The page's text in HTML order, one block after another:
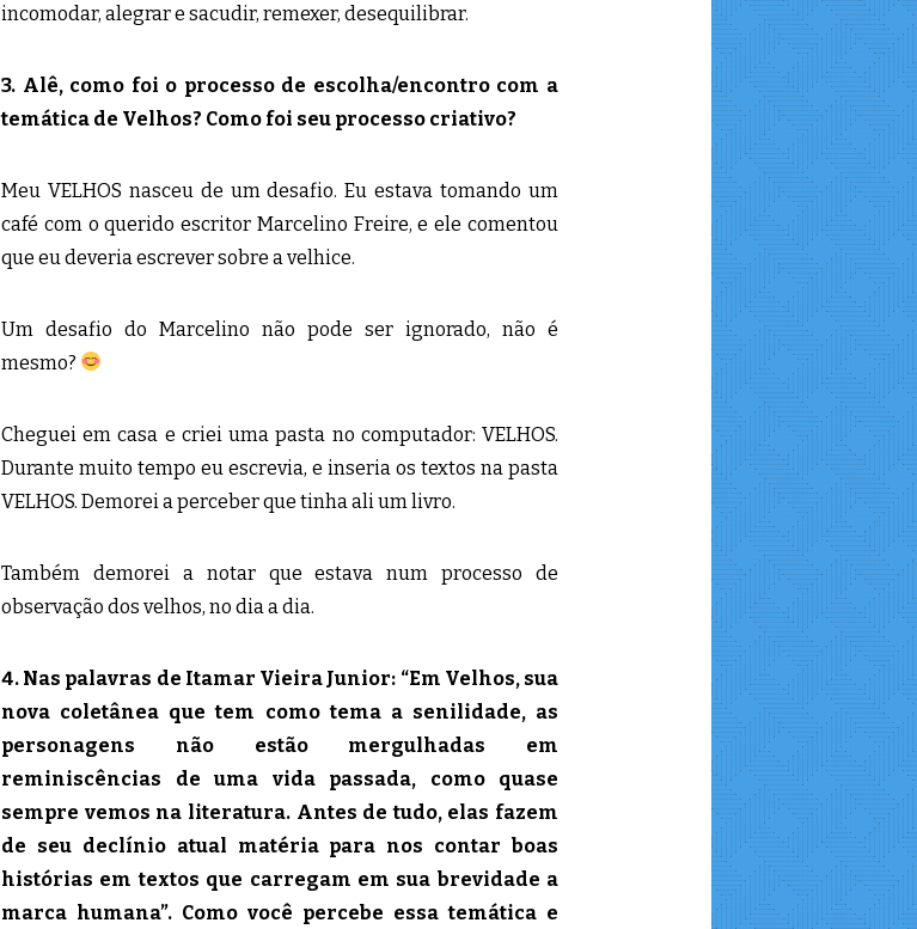
incomodar, alegrar e sacudir, remexer, desequilibrar.
3. Alê, como foi o processo de escolha/encontro com a
temática de Velhos? Como foi seu processo criativo?
Meu VELHOS nasceu de um desafio. Eu estava tomando um
café com o querido escritor Marcelino Freire, e ele comentou
que eu deveria escrever sobre a velhice.
Um desafio do Marcelino não pode ser ignorado, não é
mesmo?
Cheguei em casa e criei uma pasta no computador: VELHOS.
Durante muito tempo eu escrevia, e inseria os textos na pasta
VELHOS. Demorei a perceber que tinha ali um livro.
Também demorei a notar que estava num processo de
observação dos velhos, no dia a dia.
4. Nas palavras de Itamar Vieira Junior: “Em Velhos, sua
nova coletânea que tem como tema a senilidade, as
personagens não estão mergulhadas em
reminiscências de uma vida passada, como quase
sempre vemos na literatura. Antes de tudo, elas fazem
de seu declínio atual matéria para nos contar boas
histórias em textos que carregam em sua brevidade a
marca humana”. Como você percebe essa temática e